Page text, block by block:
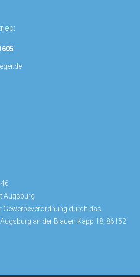
Augsburg
Gewerbeverordnung durch das
an der Blauen Kapp 18, 86152